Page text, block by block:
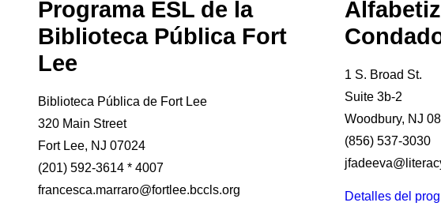
Programa ESL de la
Biblioteca Pública Fort
Lee
Biblioteca Pública de Fort Lee
320 Main Street
Fort Lee, NJ 07024
(201) 592-3614 * 4007
francesca.marraro@fortlee.bccls.org
1 S. Broad St.
Suite 3b-2
Woodbury, NJ
(856) 537-3030
Detalles del